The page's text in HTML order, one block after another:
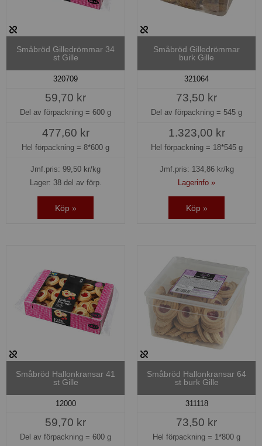
Småbröd Gilledrömmar 34
st Gille
320709
59,70 kr
Del av förpackning = 600 g
477,60 kr
Hel förpackning = 8*600 g
Jmf.pris: 99,50 kr/kg
Lager: 38 del av förp.
Köp »
Småbröd Gilledrömmar
burk Gille
321064
73,50 kr
Del av förpackning = 545 g
1.323,00 kr
Hel förpackning = 18*545 g
Jmf.pris: 134,86kr/kg
Lagerinfo »
Köp »
Småbröd Hallonkransar 41
st Gille
12000
59,70 kr
Del av förpackning = 600 g
Småbröd Hallonkransar 64
st burk Gille
311118
73,50 kr
Hel förpackning = 1*800 g